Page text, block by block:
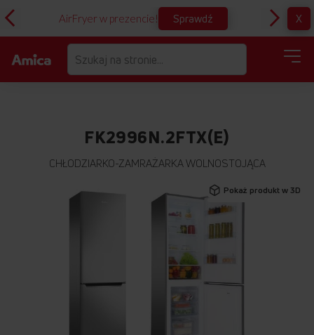
AirFryer w prezencie! Sprawdź X
FK2996N.2FTX(E)
CHŁODZIARKO-ZAMRAŻARKA WOLNOSTOJĄCA
Pokaż produkt w 3D